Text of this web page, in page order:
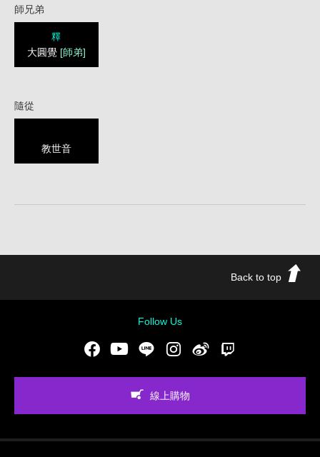
師兄弟
釋
大圓覺 [師弟]
隨從
教世音
Back to top
Follow Us
FacebookYoutubeLINE Instgram新浪微博
線上購物